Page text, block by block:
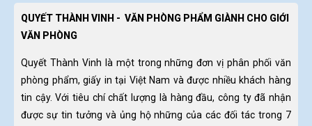
QUYẾT THÀNH VINH - VĂN PHÒNG PHẨM GIÀNH CHO GIỚI
VĂN PHÒNG
Quyết Thành Vinh là một trong những đơn vị phân phối văn
phòng phẩm, giấy in tại Việt Nam và được nhiều khách hàng
tin cậy. Với tiêu chí chất lượng là hàng đầu, công ty đã nhận
được sự tin tưởng và ủng hộ những của các đối tác trong 7